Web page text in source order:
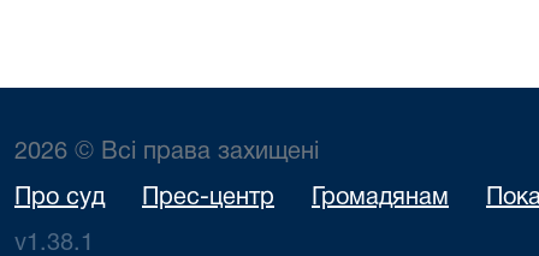
2026 © Всі права захищені
Про суд Прес-центр Громадянам
v1.38.1